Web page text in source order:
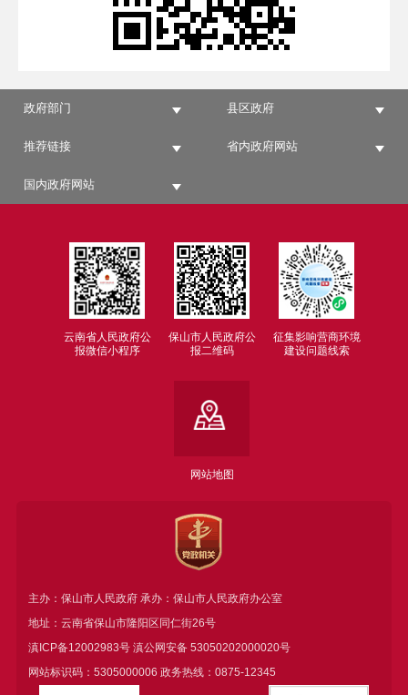
政府部门 县区政府
推荐链接 省内政府网站
国内政府网站
云南省人民政府公
报微信小程序
保山市人民政府公
报二维码
征集影响营商环境
建设问题线索
网站地图
主办：保山市人民政府 承办：保山市人民政府办公室
地址：云南省保山市隆阳区同仁街26号
滇ICP备12002983号滇公网安备 53050202000020号
网站标识码：5305000006 政务热线：0875-12345